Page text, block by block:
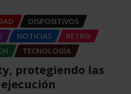
DISPOSITIVOS
NOTICIAS
RETRO
TECNOLOGÍA
protegiendo las